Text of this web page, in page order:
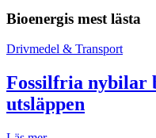
Bioenergis mest lästa
Drivmedel & Transport
Fossilfria nybilar
utsläppen